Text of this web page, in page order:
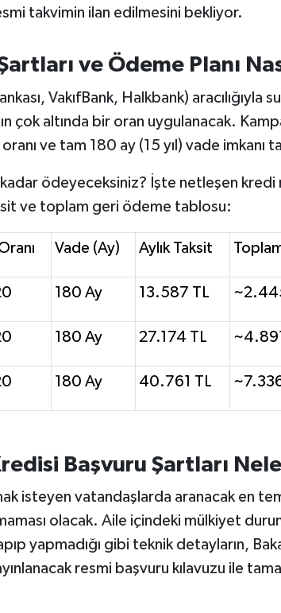
takvimin ilan edilmesini bekliyor.
ve Ödeme Planı
VakıfBank, Halkbank) aracılığıyla
çok altında bir oran uygulanacak.
ve tam 180 ay (15 yıl) vade imkanı
ödeyeceksiniz? İşte netleşen kredi
ve toplam geri ödeme tablosu:
Vade (Ay) Aylık Taksit
180 Ay 13.587 TL
180 Ay 27.174 TL
180 Ay 40.761 TL
Başvuru Şartları
isteyen vatandaşlarda aranacak en
olacak. Aile içindeki mülkiyet
yapmadığı gibi teknik detayların,
resmi başvuru kılavuzu ile